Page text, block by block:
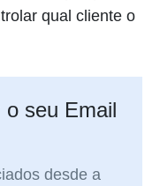
qual cliente o
o seu Email
desde a